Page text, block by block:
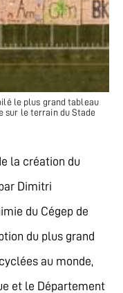
le plus grand tableau
sur le terrain du Stade
la création du
Dimitri
du Cégep de
du plus grand
au monde,
et le Département